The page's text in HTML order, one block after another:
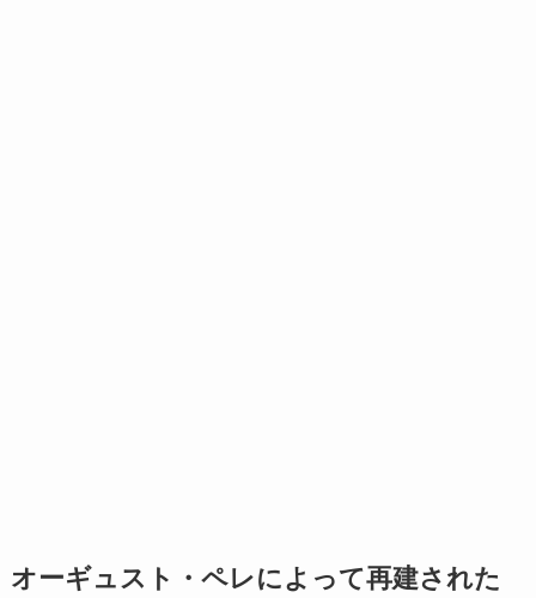
オーギュスト・ペレによって再建された